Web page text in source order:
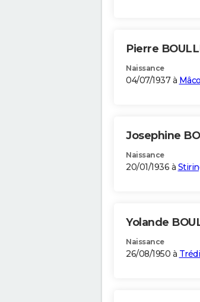
Pierre
Naissance
04/07/1937 à
Josephine
Naissance
20/01/1936 à
Yolande
Naissance
26/08/1950 à